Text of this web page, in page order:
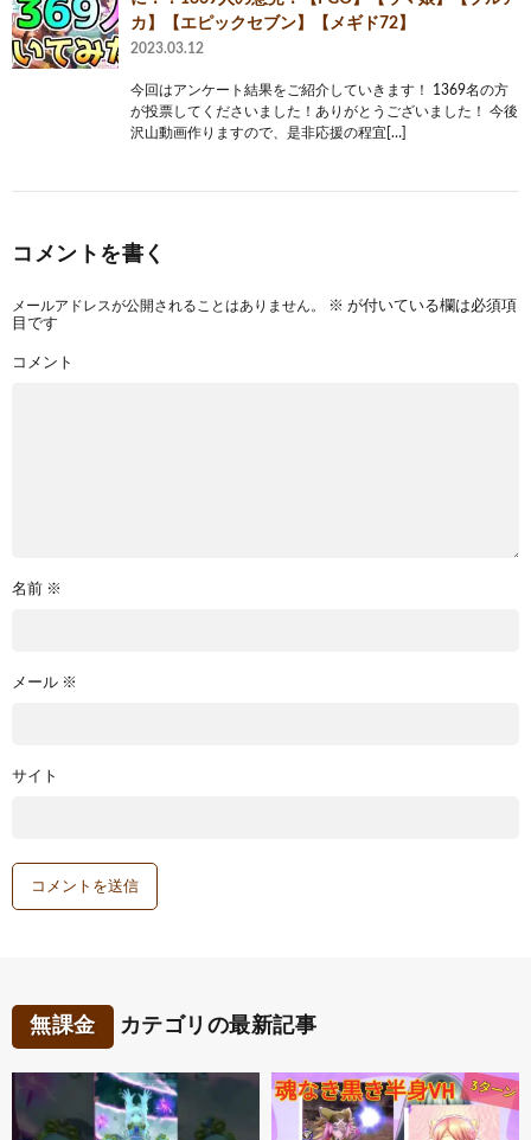
カ】【エピックセブン】【メギド72】
2023.03.12
今回はアンケート結果をご紹介していきます！ 1369名の方
が投票してくださいました！ありがとうございました！ 今後
沢山動画作りますので、是非応援の程宜[…]
コメントを書く
メールアドレスが公開されることはありません。 ※ が付いている欄は必須項
目です
コメント
名前 ※
メール ※
サイト
無課金 カテゴリの最新記事